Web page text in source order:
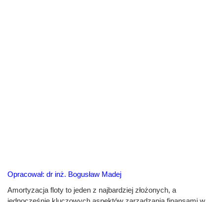
Opracował: dr inż. Bogusław Madej
Amortyzacja floty to jeden z najbardziej złożonych, a